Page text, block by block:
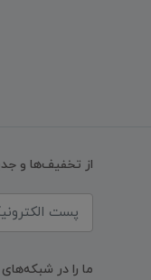
از تخفیف‌ها و
ما را در